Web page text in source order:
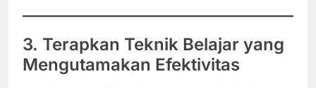
3. Terapkan Teknik Belajar yang
Mengutamakan Efektivitas